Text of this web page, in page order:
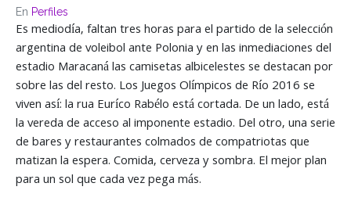
En Perfiles
Es mediodía, faltan tres horas para el partido de la selección
argentina de voleibol ante Polonia y en las inmediaciones del
estadio Maracaná las camisetas albicelestes se destacan por
sobre las del resto. Los Juegos Olímpicos de Río 2016 se
viven así: la rua Euríco Rabélo está cortada. De un lado, está
la vereda de acceso al imponente estadio. Del otro, una serie
de bares y restaurantes colmados de compatriotas que
matizan la espera. Comida, cerveza y sombra. El mejor plan
para un sol que cada vez pega más.